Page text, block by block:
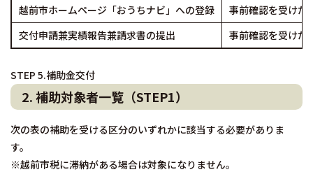
越前市ホームページ「おうちナビ」への登録
事前確認を受けた
交付申請兼実績報告兼請求書の提出
事前確認を受けた
STEP 5.補助金交付
2. 補助対象者一覧（STEP1）
次の表の補助を受ける区分のいずれかに該当する必要がありま
す。
※越前市税に滞納がある場合は対象になりません。